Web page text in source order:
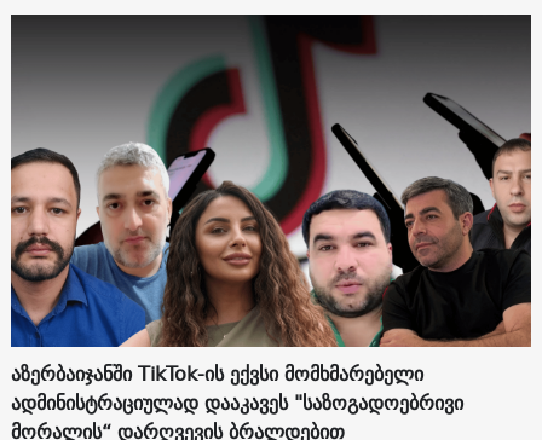
აზერბაიჯანში TikTok-ის ექვსი მომხმარებელი
ადმინისტრაციულად დააკავეს "საზოგადოებრივი
მორალის“ დარღვევის ბრალდებით